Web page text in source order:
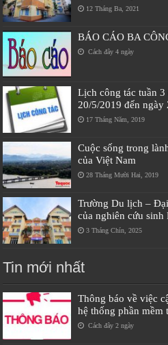
12 Tháng Ba, 2021
BÁO CÁO BA
Cách đây 4 ngày
Lịch công tác tuần
20/5/2019 đến ngày
17 Tháng Năm, 2019
Cuộc sống trong
của Việt Nam
28 Tháng Mười Hai, 2019
Trường Du lịch –
của nghiên cứu sinh
3 Tháng Chín, 2025
Tin mới nhất
Thông báo về việc
hệ thống phần mềm
Cách đây 2 ngày